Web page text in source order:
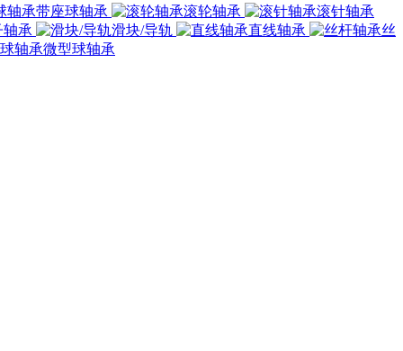
带座球轴承 滚轮轴承
滚针轴承
轴承 滑块/导轨 直线轴承
丝
微型球轴承